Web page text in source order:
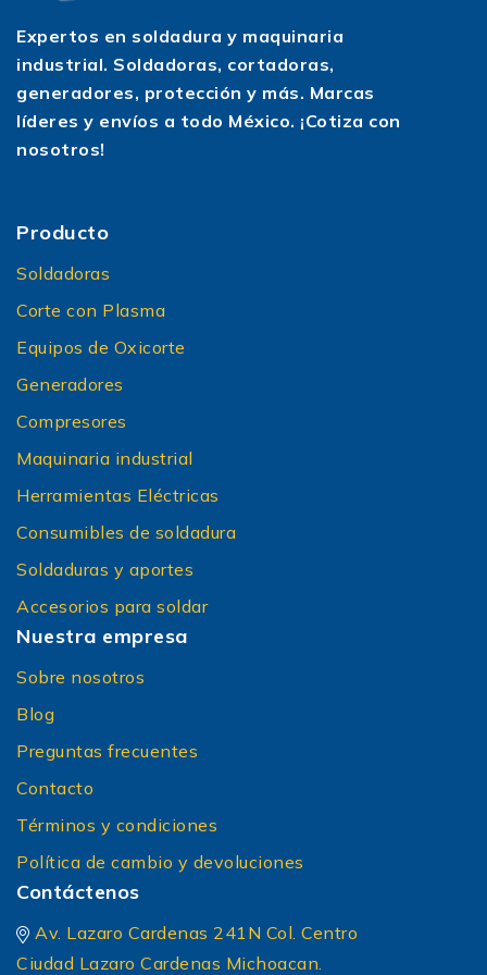
Expertos en soldadura y maquinaria
industrial. Soldadoras, cortadoras,
generadores, protección y más. Marcas
líderes y envíos a todo México. ¡Cotiza con
nosotros!
Producto
Soldadoras
Corte con Plasma
Equipos de Oxicorte
Generadores
Compresores
Maquinaria industrial
Herramientas Eléctricas
Consumibles de soldadura
Soldaduras y aportes
Accesorios para soldar
Nuestra empresa
Sobre nosotros
Blog
Preguntas frecuentes
Contacto
Términos y condiciones
Política de cambio y devoluciones
Contáctenos
Av. Lazaro Cardenas 241N Col. Centro
Ciudad Lazaro Cardenas Michoacan.